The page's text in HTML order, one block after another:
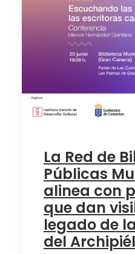
La Red de
Públicas
alinea con
que dan
legado de
del